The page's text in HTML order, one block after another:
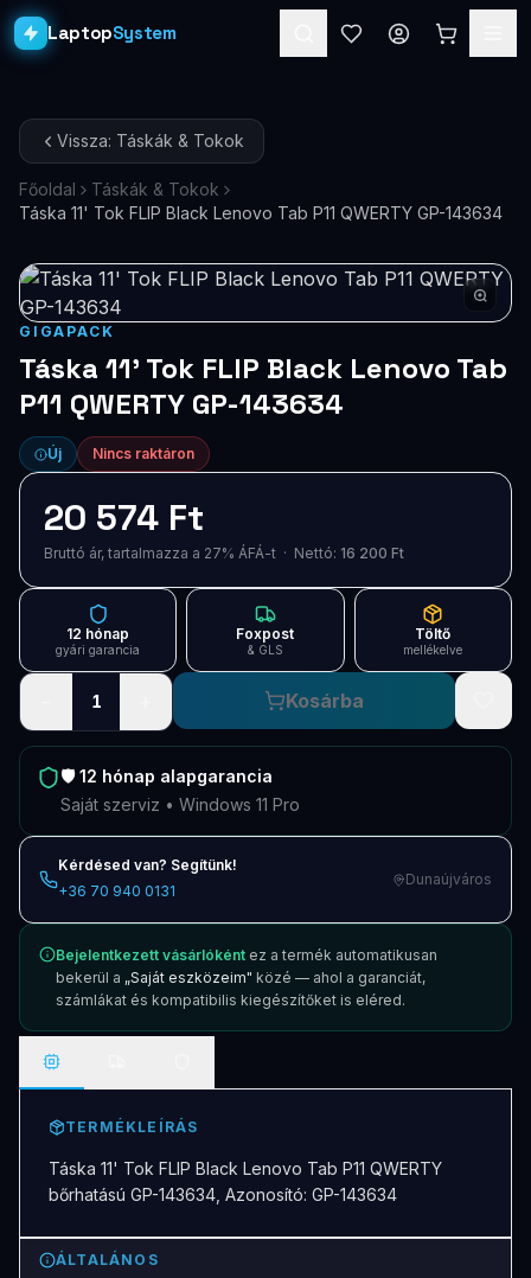
LaptopSystem
Asztali PC-k
Workstation PRO
Monitorok
Dokkolók
Kiegészítők
Akciók
Blog
Támogatás
Új termékek
Keresés
Vissza: Táskák & Tokok
Főoldal
Táskák & Tokok
Táska 11' Tok FLIP Black Lenovo Tab P11 QWERTY GP-143634
GIGAPACK
Táska 11' Tok FLIP Black Lenovo Tab
P11 QWERTY GP-143634
Új Nincs raktáron
20 574 Ft
Bruttó ár, tartalmazza a 27% ÁFÁ-t · Nettó: 16 200 Ft
12 hónap
gyári garancia
Foxpost
& GLS
Töltő
mellékelve
1 Kosárba
🛡️12 hónap alapgarancia
Saját szerviz • Windows 11 Pro
Kérdésed van? Segítünk!
+36 70 940 0131
Dunaújváros
Bejelentkezett vásárlóként ez a termék automatikusan
bekerül a „Saját eszközeim" közé — ahol a garanciát,
számlákat és kompatibilis kiegészítőket is eléred.
TERMÉKLEÍRÁS
Táska 11' Tok FLIP Black Lenovo Tab P11 QWERTY
bőrhatású GP-143634, Azonosító: GP-143634
ÁLTALÁNOS